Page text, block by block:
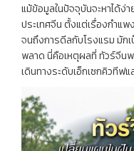
แม้ข้อมูลในปัจจุบันจะหาได้ง่
ประเทศจีน ตั้งแต่เรื่องกำแพ
จนถึงการดีลกับโรงแรม มัก
พลาด นี่คือเหตุผลที่ ทัวร์จีน
เดินทางระดับเอ็กเซกคิวทีฟ